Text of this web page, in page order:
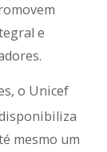
e
o Unicef
mesmo um